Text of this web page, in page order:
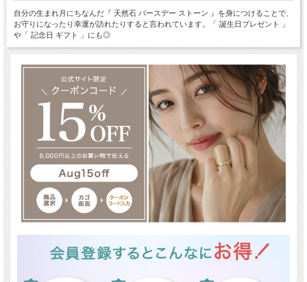
自分の生まれ月にちなんだ『 天然石 バースデー ストーン 』を身につけることで、
お守りになったり幸運が訪れたりすると言われています。「 誕生日プレゼント 」
や「 記念日 ギフト 」にも◎